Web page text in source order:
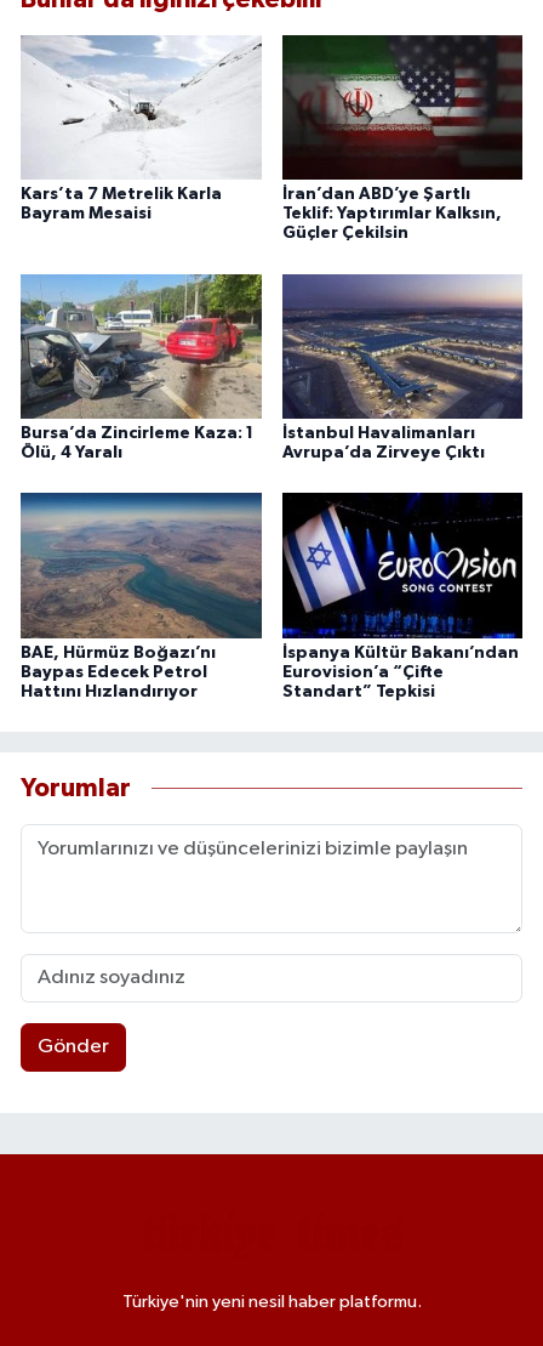
Kars’ta 7 Metrelik Karla
Bayram Mesaisi
İran’dan ABD’ye Şartlı
Teklif: Yaptırımlar Kalksın,
Güçler Çekilsin
Bursa’da Zincirleme Kaza: 1
Ölü, 4 Yaralı
İstanbul Havalimanları
Avrupa’da Zirveye Çıktı
BAE, Hürmüz Boğazı’nı
Baypas Edecek Petrol
Hattını Hızlandırıyor
İspanya Kültür Bakanı’ndan
Eurovision’a “Çifte
Standart” Tepkisi
Yorumlar
Gönder
Türkiye'nin yeni nesil haber platformu.